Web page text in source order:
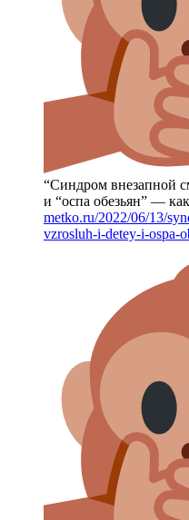
“Синдром внезапной
и “оспа обезьян” —
metko.ru/2022/06/13/
vzrosluh-i-detey-i-ospa-